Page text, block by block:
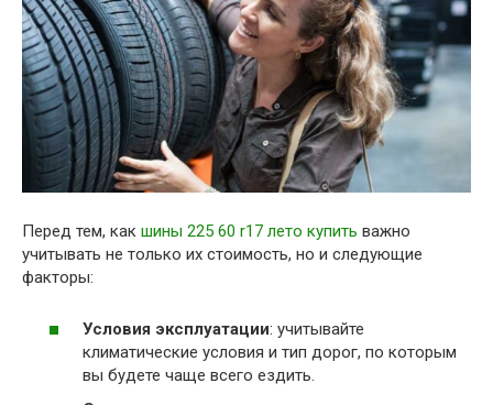
Перед тем, как шины 225 60 r17 лето купить важно
учитывать не только их стоимость, но и следующие
факторы:
Условия эксплуатации: учитывайте
климатические условия и тип дорог, по которым
вы будете чаще всего ездить.